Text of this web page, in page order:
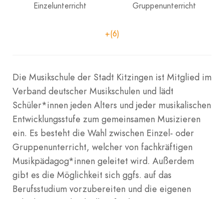
Einzelunterricht Gruppenunterricht
+(6)
Die Musikschule der Stadt Kitzingen ist Mitglied im
Verband deutscher Musikschulen und lädt
Schüler*innen jeden Alters und jeder musikalischen
Entwicklungsstufe zum gemeinsamen Musizieren
ein. Es besteht die Wahl zwischen Einzel- oder
Gruppenunterricht, welcher von fachkräftigen
Musikpädagog*innen geleitet wird. Außerdem
gibt es die Möglichkeit sich ggfs. auf das
Berufsstudium vorzubereiten und die eigenen